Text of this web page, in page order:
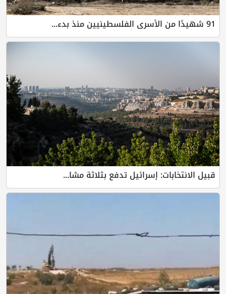
91 شهيدًا من الأسرى الفلسطينيين منذ بدء...
قبيل الانتخابات: إسرائيل تدفع بثلاثة مشا...